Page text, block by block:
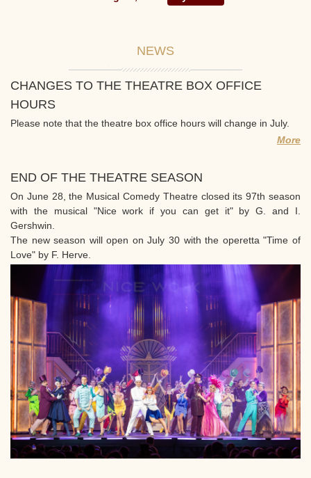
NEWS
CHANGES TO THE THEATRE BOX OFFICE
HOURS
Please note that the theatre box office hours will change in July.
More
END OF THE THEATRE SEASON
On June 28, the Musical Comedy Theatre closed its 97th season
with the musical "Nice work if you can get it" by G. and I.
Gershwin.
The new season will open on July 30 with the operetta "Time of
Love" by F. Herve.